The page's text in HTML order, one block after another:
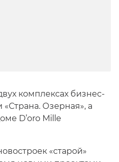
комплексах бизнес-
«Страна. Озерная», а
D’oro Mille
«старой»